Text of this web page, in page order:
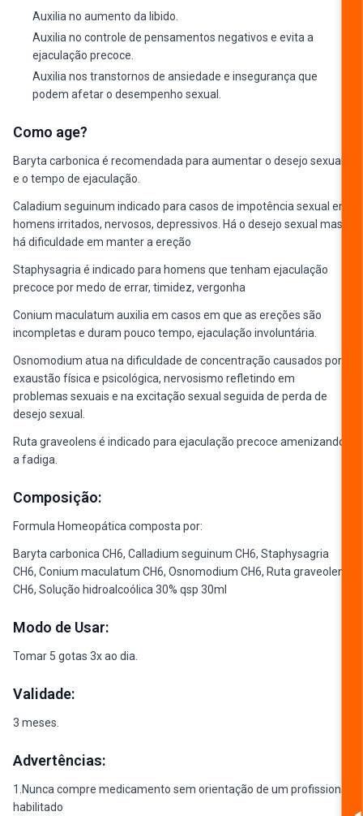
Auxilia no aumento da libido.
Auxilia no controle de pensamentos negativos e evita a
ejaculação precoce.
Auxilia nos transtornos de ansiedade e insegurança que
podem afetar o desempenho sexual.
Como age?
Baryta carbonica é recomendada para aumentar o desejo sexual
e o tempo de ejaculação.
Caladium seguinum indicado para casos de impotência sexual em
homens irritados, nervosos, depressivos. Há o desejo sexual mas
há dificuldade em manter a ereção
Staphysagria é indicado para homens que tenham ejaculação
precoce por medo de errar, timidez, vergonha
Conium maculatum auxilia em casos em que as ereções são
incompletas e duram pouco tempo, ejaculação involuntária.
Osnomodium atua na dificuldade de concentração causados por
exaustão física e psicológica, nervosismo refletindo em
problemas sexuais e na excitação sexual seguida de perda de
desejo sexual.
Ruta graveolens é indicado para ejaculação precoce amenizando
a fadiga.
Composição:
Formula Homeopática composta por:
Baryta carbonica CH6, Calladium seguinum CH6, Staphysagria
CH6, Conium maculatum CH6, Osnomodium CH6, Ruta graveolens
CH6, Solução hidroalcoólica 30% qsp 30ml
Modo de Usar:
Tomar 5 gotas 3x ao dia.
Validade:
3 meses.
Advertências:
1.Nunca compre medicamento sem orientação de um profissional
habilitado